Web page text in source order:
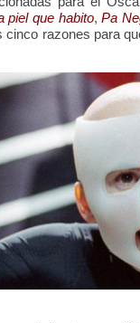
piel que habito,Pa
cinco razones para